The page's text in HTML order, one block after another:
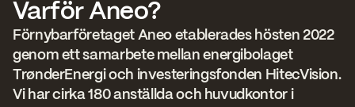
Varför Aneo?
Förnybarföretaget Aneo etablerades hösten 2022
genom ett samarbete mellan energibolaget
TrønderEnergi och investeringsfonden HitecVision.
Vi har cirka 180 anställda och huvudkontor i